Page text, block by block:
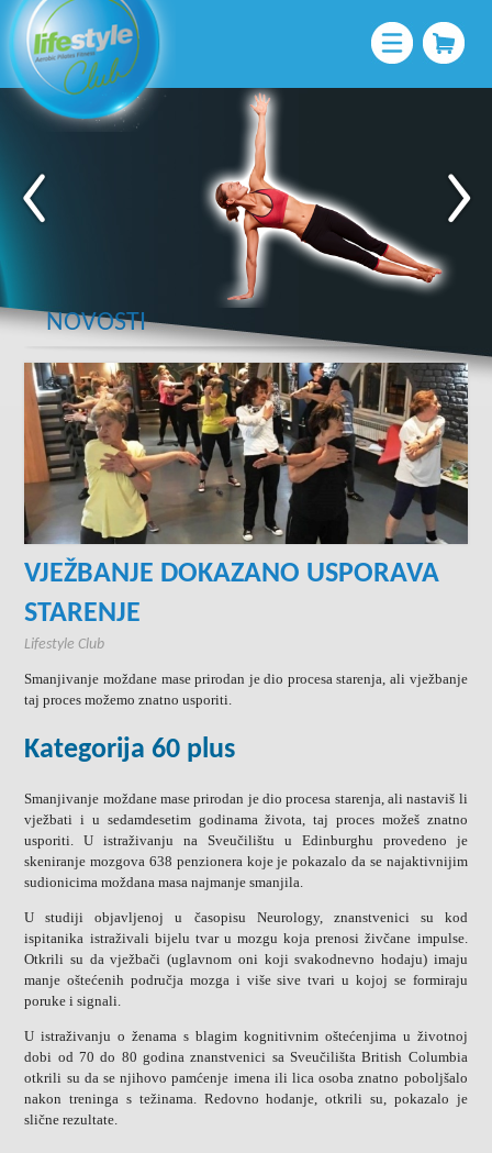
NOVOSTI
VJEŽBANJE DOKAZANO USPORAVA
STARENJE
Lifestyle Club
Smanjivanje moždane mase prirodan je dio procesa starenja, ali vježbanje
taj proces možemo znatno usporiti.
Kategorija 60 plus
Smanjivanje moždane mase prirodan je dio procesa starenja, ali nastaviš li
vježbati i u sedamdesetim godinama života, taj proces možeš znatno
usporiti. U istraživanju na Sveučilištu u Edinburghu provedeno je
skeniranje mozgova 638 penzionera koje je pokazalo da se najaktivnijim
sudionicima moždana masa najmanje smanjila.
U studiji objavljenoj u časopisu Neurology, znanstvenici su kod
ispitanika istraživali bijelu tvar u mozgu koja prenosi živčane impulse.
Otkrili su da vježbači (uglavnom oni koji svakodnevno hodaju) imaju
manje oštećenih područja mozga i više sive tvari u kojoj se formiraju
poruke i signali.
U istraživanju o ženama s blagim kognitivnim oštećenjima u životnoj
dobi od 70 do 80 godina znanstvenici sa Sveučilišta British Columbia
otkrili su da se njihovo pamćenje imena ili lica osoba znatno poboljšalo
nakon treninga s težinama. Redovno hodanje, otkrili su, pokazalo je
slične rezultate.